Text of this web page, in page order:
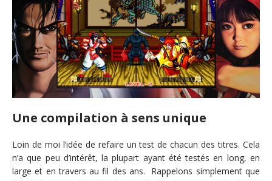
Une compilation à sens unique
Loin de moi l’idée de refaire un test de chacun des titres. Cela
n’a que peu d’intérêt, la plupart ayant été testés en long, en
large et en travers au fil des ans. Rappelons simplement que